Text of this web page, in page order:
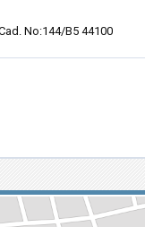
No:144/B5 44100